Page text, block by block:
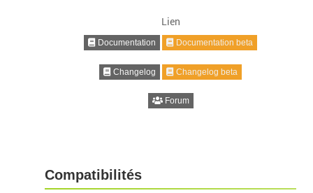
Lien
Documentation Documentation beta
Changelog Changelog beta
Forum
Compatibilités